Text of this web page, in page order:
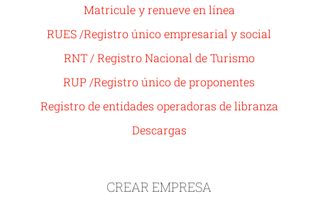
Matricule y renueve en línea
RUES /Registro único empresarial y social
RNT / Registro Nacional de Turismo
RUP /Registro único de proponentes
Registro de entidades operadoras de libranza
Descargas
CREAR EMPRESA